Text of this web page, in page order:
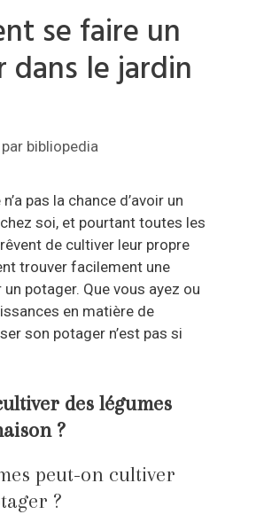
se faire un
dans le jardin
par bibliopedia
pas la chance d’avoir un
soi, et pourtant toutes les
de cultiver leur propre
trouver facilement une
potager. Que vous ayez ou
en matière de
son potager n’est pas si
des légumes
?
peut-on cultiver
?